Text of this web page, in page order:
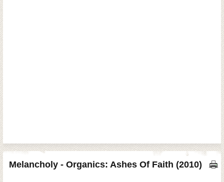
Melancholy - Organics: Ashes Of Faith (2010)